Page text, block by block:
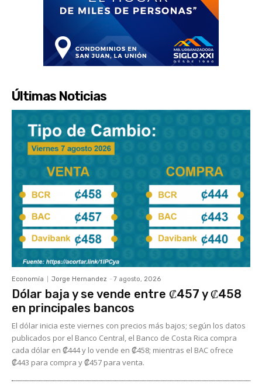
Últimas Noticias
Economía Jorge Hernandez - 7 agosto, 2026
Dólar baja y se vende entre ₡457 y ₡458
en principales bancos
El dólar inicia este viernes con precios más bajos; según los datos
publicados por el Banco Central, el Banco de Costa Rica compra
cada dólar en ₡444 y lo vende en ₡458; mientras el BAC ofrece
₡443 para compra y ₡457 para venta.